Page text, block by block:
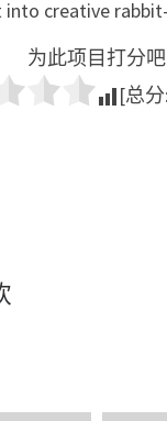
creative
为此项目打分吧
[总分: